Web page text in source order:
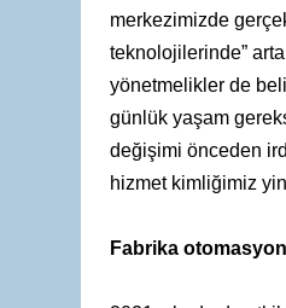
merkezimizde
teknolojilerinde”
yönetmelikler de
günlük yaşam
değişimi önceden
hizmet kimliğimiz
Fabrika